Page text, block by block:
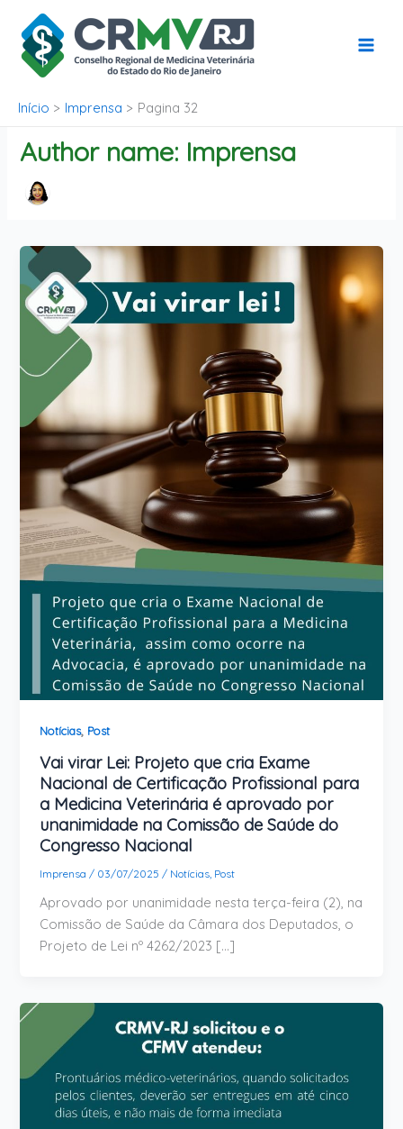
para
conteúdo
Início
Imprensa Pagina 32
Author name: Imprensa
Notícias, Post
Vai virar Lei: Projeto que cria Exame
Nacional de Certificação Profissional para
a Medicina Veterinária é aprovado por
unanimidade na Comissão de Saúde do
Congresso Nacional
Imprensa / 03/07/2025 / Notícias Post
Aprovado por unanimidade nesta terça-feira (2), na
Comissão de Saúde da Câmara dos Deputados, o
Projeto de Lei nº 4262/2023 […]